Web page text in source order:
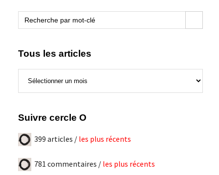
Search
for:
Search Button
Tous les articles
Suivre cercle O
399 articles / les plus récents
781 commentaires / les plus récents